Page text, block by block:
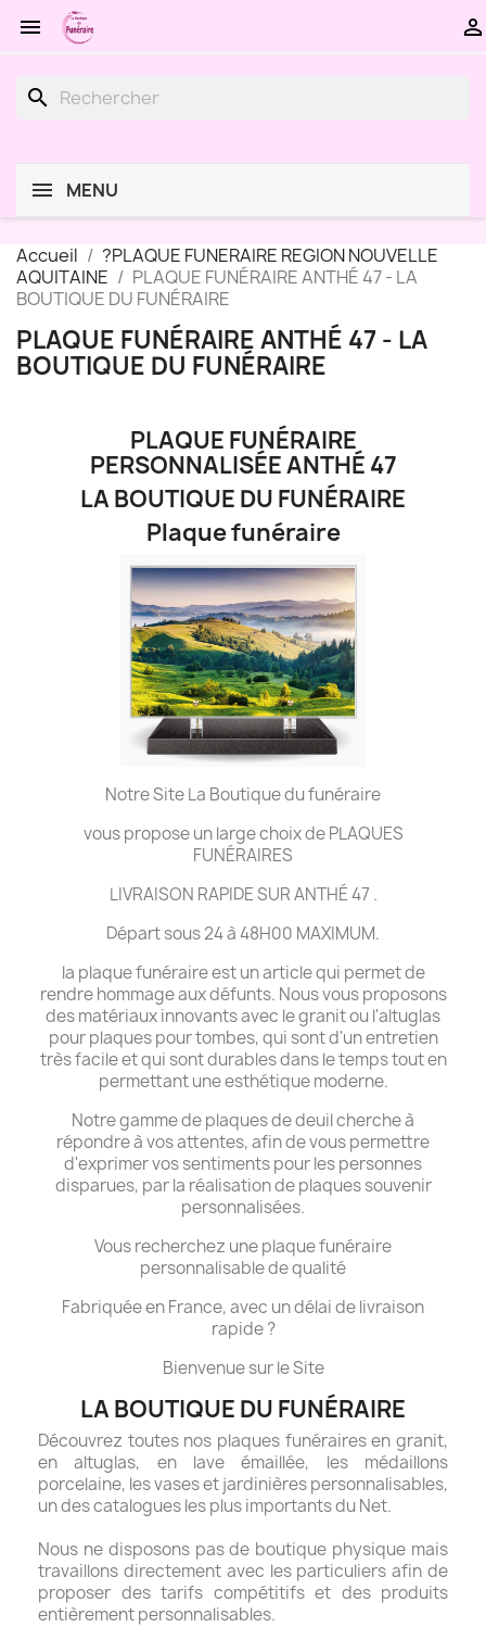
 
search
MENU
Accueil
?PLAQUE FUNERAIRE REGION NOUVELLE
AQUITAINE
PLAQUE FUNÉRAIRE ANTHÉ 47 - LA
BOUTIQUE DU FUNÉRAIRE
PLAQUE FUNÉRAIRE ANTHÉ 47 - LA
BOUTIQUE DU FUNÉRAIRE
PLAQUE FUNÉRAIRE
PERSONNALISÉE ANTHÉ 47
LA BOUTIQUE DU FUNÉRAIRE
Plaque funéraire
Notre Site La Boutique du funéraire
vous propose un large choix de PLAQUES
FUNÉRAIRES
LIVRAISON RAPIDE SUR ANTHÉ 47 .
Départ sous 24 à 48H00 MAXIMUM.
la plaque funéraire est un article qui permet de
rendre hommage aux défunts. Nous vous proposons
des matériaux innovants avec le granit ou l'altuglas
pour plaques pour tombes, qui sont d'un entretien
très facile et qui sont durables dans le temps tout en
permettant une esthétique moderne.
Notre gamme de plaques de deuil cherche à
répondre à vos attentes, afin de vous permettre
d'exprimer vos sentiments pour les personnes
disparues, par la réalisation de plaques souvenir
personnalisées.
Vous recherchez une plaque funéraire
personnalisable de qualité
Fabriquée en France, avec un délai de livraison
rapide ?
Bienvenue sur le Site
LA BOUTIQUE DU FUNÉRAIRE
Découvrez toutes nos plaques funéraires en granit,
en altuglas, en lave émaillée, les médaillons
porcelaine, les vases et jardinières personnalisables,
un des catalogues les plus importants du Net.
Nous ne disposons pas de boutique physique mais
travaillons directement avec les particuliers afin de
proposer des tarifs compétitifs et des produits
entièrement personnalisables.